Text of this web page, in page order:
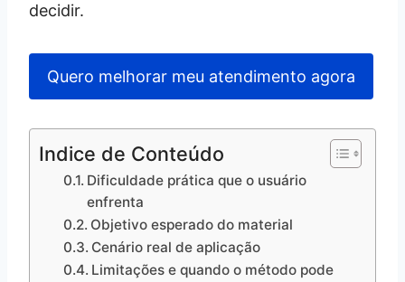
decidir.
Quero melhorar meu atendimento agora
Indice de Conteúdo
Dificuldade prática que o usuário
enfrenta
Objetivo esperado do material
Cenário real de aplicação
Limitações e quando o método pode